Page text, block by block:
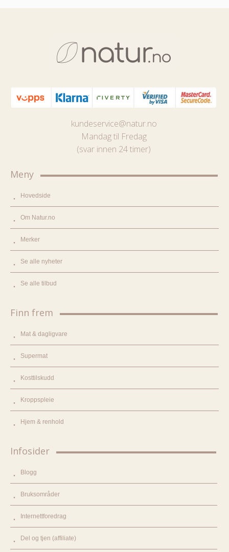
kundeservice@natur.no
Mandag til Fredag
(svar innen 24 timer)
Meny
Hovedside
Om Natur.no
Merker
Se alle nyheter
Se alle tilbud
Finn frem
Mat & dagligvare
Supermat
Kosttilskudd
Kroppspleie
Hjem & renhold
Infosider
Blogg
Bruksområder
Internettforedrag
Del og tjen (affiliate)